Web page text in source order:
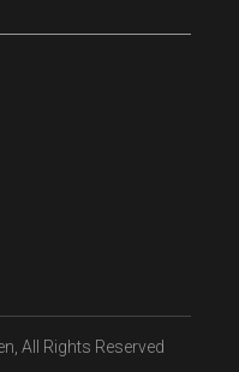
, All Rights Reserved